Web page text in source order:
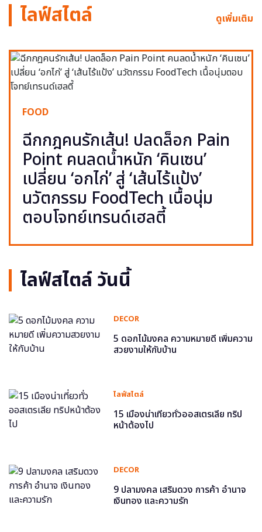
ไลฟ์สไตล์ ดูเพิ่มเติม
FOOD
ฉีกกฎคนรักเส้น! ปลดล็อก Pain
Point คนลดน้ำหนัก ‘คินเซน’
เปลี่ยน ‘อกไก่’ สู่ ‘เส้นไร้แป้ง’
นวัตกรรม FoodTech เนื้อนุ่ม
ตอบโจทย์เทรนด์เฮลตี้
ไลฟ์สไตล์ วันนี้
DECOR
5 ดอกไม้มงคล ความหมายดี เพิ่มความ
สวยงามให้กับบ้าน
ไลฟ์สไตล์
15 เมืองน่าเที่ยวทั่วออสเตรเลีย ทริป
หน้าต้องไป
DECOR
9 ปลามงคล เสริมดวง การค้า อำนาจ
เงินทอง และความรัก